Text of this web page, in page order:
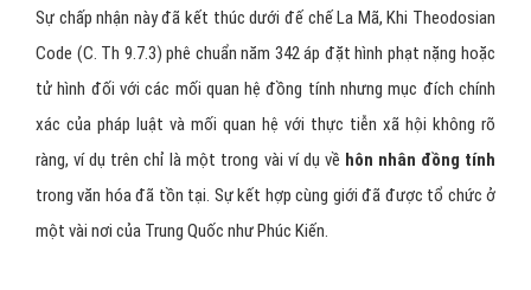
Sự chấp nhận này đã kết thúc dưới đế chế La Mã, Khi Theodosian
Code (C. Th 9.7.3) phê chuẩn năm 342 áp đặt hình phạt nặng hoặc
tử hình đối với các mối quan hệ đồng tính nhưng mục đích chính
xác của pháp luật và mối quan hệ với thực tiễn xã hội không rõ
ràng, ví dụ trên chỉ là một trong vài ví dụ về hôn nhân đồng tính
trong văn hóa đã tồn tại. Sự kết hợp cùng giới đã được tổ chức ở
một vài nơi của Trung Quốc như Phúc Kiến.